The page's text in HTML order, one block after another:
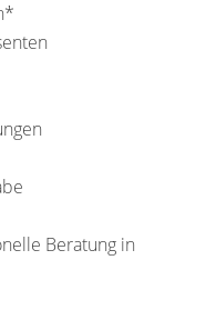
Beratung in